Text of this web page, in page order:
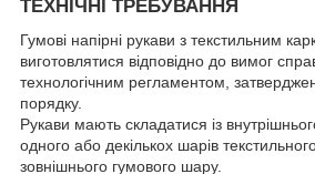
ТЕХНІЧНІ ТРЕБУВАННЯ
Гумові напірні рукави з текстильним
виготовлятися відповідно до вимог
технологічним регламентом,
порядку.
Рукави мають складатися із
одного або декількох шарів
зовнішнього гумового шару.